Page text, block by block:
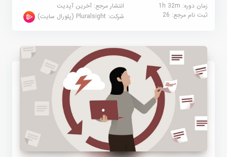
زمان دوره: 1h 32m
انتشار مرجع:آخرین آپدیت
ثبت نام مرجع:26 شرکت:Pluralsight (پلورال سایت)